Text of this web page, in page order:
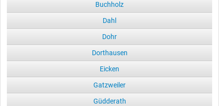
Buchholz
Dahl
Dohr
Dorthausen
Eicken
Gatzweiler
Güdderath